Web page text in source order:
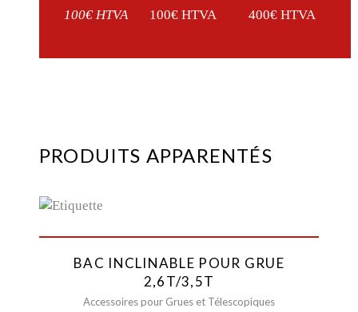
100€ HTVA 100€ HTVA 400€ HTVA
PRODUITS APPARENTÉS
BAC INCLINABLE POUR GRUE
2,6T/3,5T
Accessoires pour Grues et Télescopiques